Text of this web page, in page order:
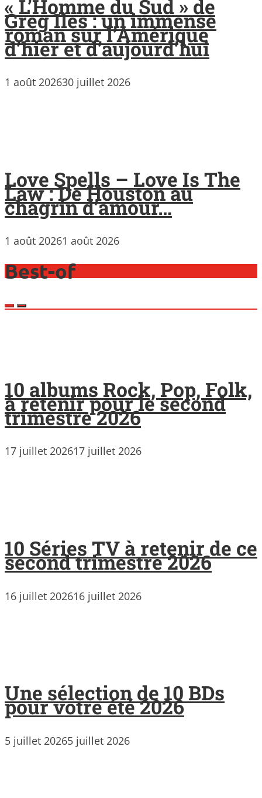
« L’Homme du Sud » de
Greg Iles : un immense
roman sur l’Amérique
d’hier et d’aujourd’hui
1 août 202630 juillet 2026
Love Spells – Love Is The
Law : De Houston au
chagrin d’amour…
1 août 20261 août 2026
Best-of
10 albums Rock, Pop, Folk,
à retenir pour le second
trimestre 2026
17 juillet 202617 juillet 2026
10 Séries TV à retenir de ce
second trimestre 2026
16 juillet 202616 juillet 2026
Une sélection de 10 BDs
pour votre été 2026
5 juillet 20265 juillet 2026